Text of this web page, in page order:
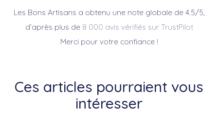
Les Bons Artisans a obtenu une note globale de 4.5/5,
d’après plus de 8 000 avis vérifiés sur TrustPilot
Merci pour votre confiance !
Ces articles pourraient vous
intéresser